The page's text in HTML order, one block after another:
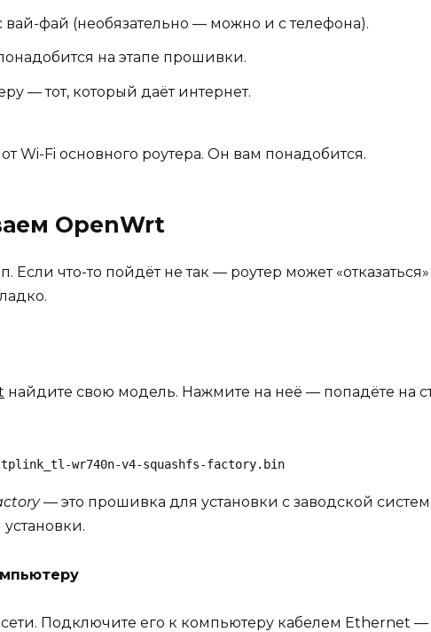
вай-фай (необязательно — можно и с телефона).
на этапе прошивки.
— тот, который даёт интернет.
Wi-Fi основного роутера. Он вам понадобится.
OpenWrt
Если что-то пойдёт не так — роутер может
найдите свою модель. Нажмите на неё — попадёте на
tplink_tl-wr740n-v4-squashfs-factory.bin
— это прошивка для установки с заводской
Подключите его к компьютеру кабелем Ethernet